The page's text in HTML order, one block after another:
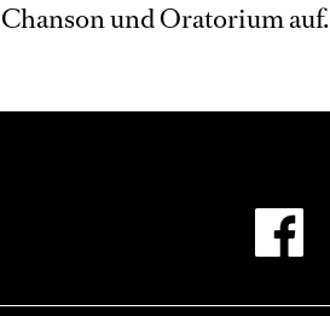
Chanson und Oratorium auf.